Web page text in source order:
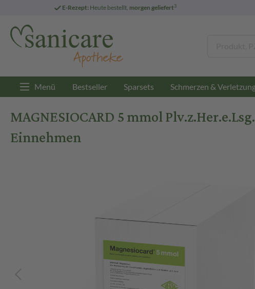
E-Rezept: Heute bestellt, morgen geliefert3
Menü Bestseller Sparsets Schmerzen &
MAGNESIOCARD 5 mmol
Einnehmen